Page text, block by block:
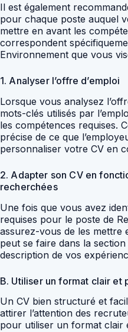
Il est également
pour chaque poste auquel
mettre en avant les
correspondent
Environnement que vous
1. Analyser l’offre d’emploi
Lorsque vous analysez
mots-clés utilisés par
les compétences requises.
précise de ce que
personnaliser votre CV en
2. Adapter son CV en
recherchées
Une fois que vous avez
requises pour le poste de
assurez-vous de les mettre
peut se faire dans la
description de vos
B. Utiliser un format clair et
Un CV bien structuré et
attirer l’attention des
pour utiliser un format clair